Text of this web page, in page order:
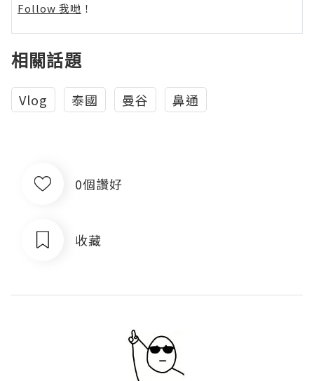
Follow 我哋 ！
相關話題
Vlog 泰國 曼谷 鼻通
0個讚好
收藏